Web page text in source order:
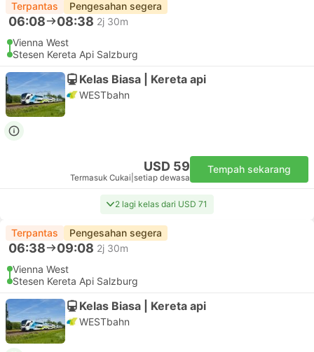
Terpantas Pengesahan segera
06:08 08:38 2j 30m
Vienna West
Stesen Kereta Api Salzburg
Kelas Biasa | Kereta api
WESTbahn
USD 59
Termasuk Cukai setiap dewasa
Tempah sekarang
2 lagi kelas dari USD 71
Terpantas Pengesahan segera
06:38 09:08 2j 30m
Vienna West
Stesen Kereta Api Salzburg
Kelas Biasa | Kereta api
WESTbahn